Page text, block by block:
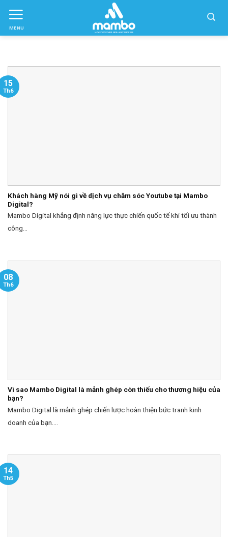
ctent
MENU
Khách hàng Mỹ nói gì về dịch vụ chăm sóc Youtube tại Mambo
Digital?
Mambo Digital khẳng định năng lực thực chiến quốc tế khi tối ưu thành
công...
15
Th6
Vì sao Mambo Digital là mảnh ghép còn thiếu cho thương hiệu của
bạn?
Mambo Digital là mảnh ghép chiến lược hoàn thiện bức tranh kinh
doanh của bạn....
08
Th6
14
Th5